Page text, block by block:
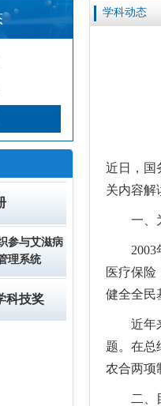
参与艾滋病
理系统
科技奖
学科动态
近日，国
关内容解
一、为
2003年
医疗保险
健全全民
近年来
题。在总
农合两项
二、目